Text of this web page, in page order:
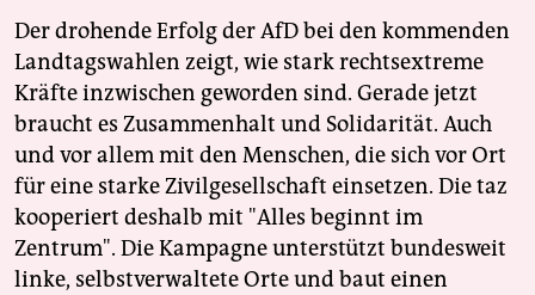
Der drohende Erfolg der AfD bei den kommenden
Landtagswahlen zeigt, wie stark rechtsextreme
Kräfte inzwischen geworden sind. Gerade jetzt
braucht es Zusammenhalt und Solidarität. Auch
und vor allem mit den Menschen, die sich vor Ort
für eine starke Zivilgesellschaft einsetzen. Die taz
kooperiert deshalb mit "Alles beginnt im
Zentrum". Die Kampagne unterstützt bundesweit
linke, selbstverwaltete Orte und baut einen